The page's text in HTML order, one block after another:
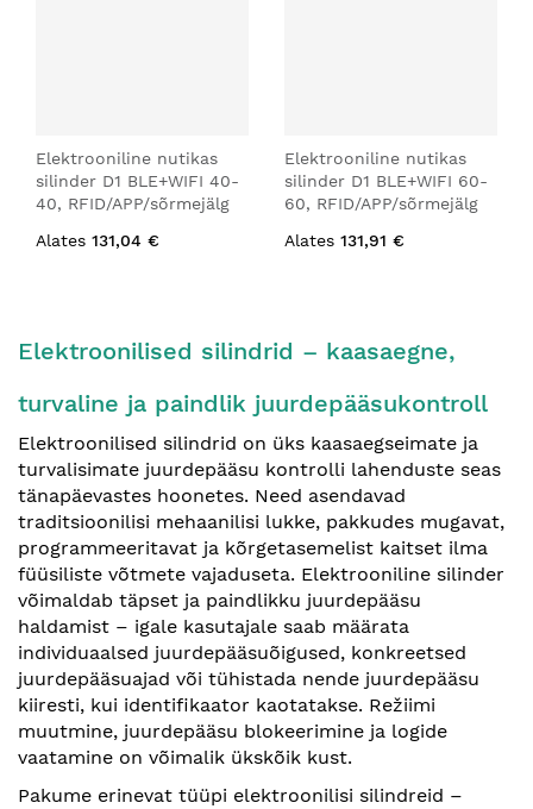
Elektrooniline nutikas
silinder D1 BLE+WIFI 40-
40, RFID/APP/sõrmejälg
Alates 131,04 €
Elektrooniline nutikas
silinder D1 BLE+WIFI 60-
60, RFID/APP/sõrmejälg
Alates 131,91 €
Elektroonilised silindrid – kaasaegne,
turvaline ja paindlik juurdepääsukontroll
Elektroonilised silindrid on üks kaasaegseimate ja
turvalisimate juurdepääsu kontrolli lahenduste seas
tänapäevastes hoonetes. Need asendavad
traditsioonilisi mehaanilisi lukke, pakkudes mugavat,
programmeeritavat ja kõrgetasemelist kaitset ilma
füüsiliste võtmete vajaduseta. Elektrooniline silinder
võimaldab täpset ja paindlikku juurdepääsu
haldamist – igale kasutajale saab määrata
individuaalsed juurdepääsuõigused, konkreetsed
juurdepääsuajad või tühistada nende juurdepääsu
kiiresti, kui identifikaator kaotatakse. Režiimi
muutmine, juurdepääsu blokeerimine ja logide
vaatamine on võimalik ükskõik kust.
Pakume erinevat tüüpi elektroonilisi silindreid –